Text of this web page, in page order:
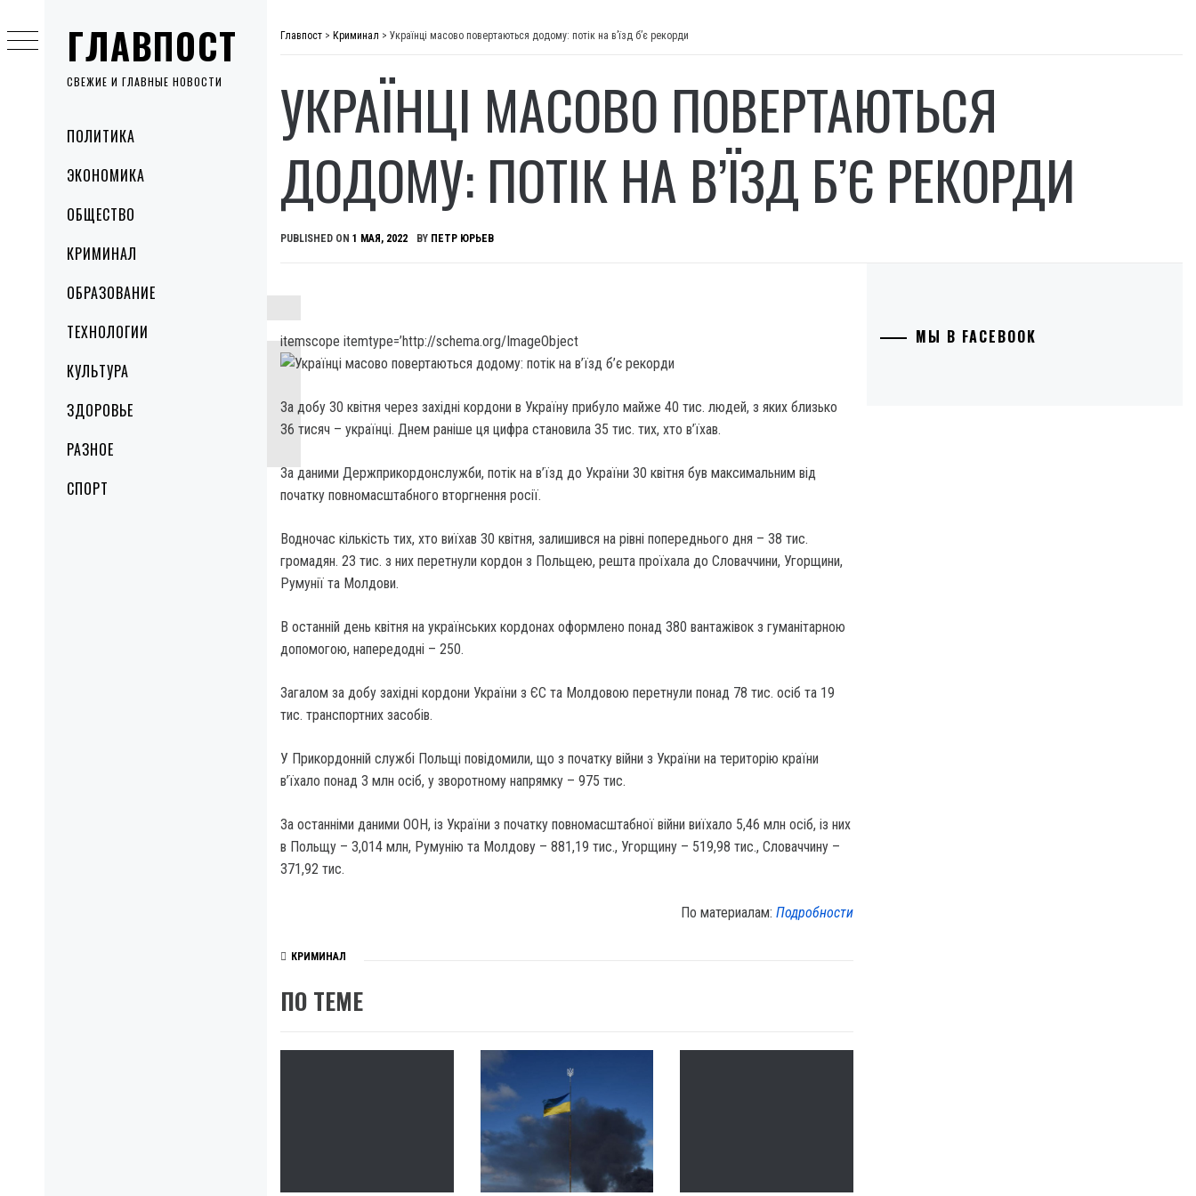
ГЛАВПОСТ
СВЕЖИЕ И ГЛАВНЫЕ НОВОСТИ
MenuПОЛИТИКА
ЭКОНОМИКА
ОБЩЕСТВО
КРИМИНАЛ
ОБРАЗОВАНИЕ
ТЕХНОЛОГИИ
КУЛЬТУРА
ЗДОРОВЬЕ
РАЗНОЕ
СПОРТ
to
content
Главпост > Криминал > Українці масово повертаються додому: потік на в’їзд б’є рекорди
УКРАЇНЦІ МАСОВО ПОВЕРТАЮТЬСЯ
ДОДОМУ: ПОТІК НА В’ЇЗД Б’Є РЕКОРДИ
PUBLISHED ON 1 МАЯ, 2022 BY ПЕТР ЮРЬЕВ
itemscope itemtype=’http://schema.org/ImageObject
За добу 30 квітня через західні кордони в Україну прибуло майже 40 тис. людей, з яких близько
36 тисяч – українці. Днем раніше ця цифра становила 35 тис. тих, хто в’їхав.
За даними Держприкордонслужби, потік на в’їзд до України 30 квітня був максимальним від
початку повномасштабного вторгнення росії.
Водночас кількість тих, хто виїхав 30 квітня, залишився на рівні попереднього дня – 38 тис.
громадян. 23 тис. з них перетнули кордон з Польщею, решта проїхала до Словаччини, Угорщини,
Румунії та Молдови.
В останній день квітня на українських кордонах оформлено понад 380 вантажівок з гуманітарною
допомогою, напередодні – 250.
Загалом за добу західні кордони України з ЄС та Молдовою перетнули понад 78 тис. осіб та 19
тис. транспортних засобів.
У Прикордонній службі Польщі повідомили, що з початку війни з України на територію країни
в’їхало понад 3 млн осіб, у зворотному напрямку – 975 тис.
За останніми даними ООН, із України з початку повномасштабної війни виїхало 5,46 млн осіб, із них
в Польщу – 3,014 млн, Румунію та Молдову – 881,19 тис., Угорщину – 519,98 тис., Словаччину –
371,92 тис.
По материалам:Подробности
КРИМИНАЛ
ПО ТЕМЕ
МЫ В FACEBOOK